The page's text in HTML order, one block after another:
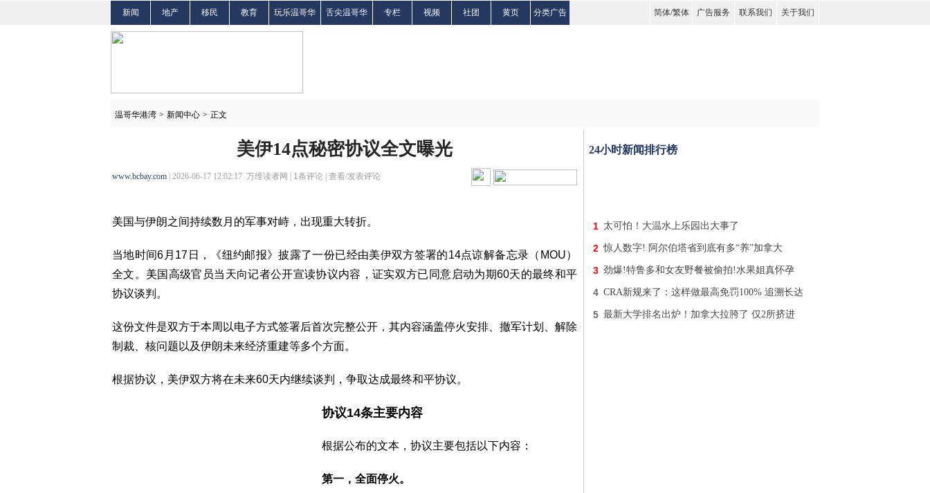
新闻 地产 移民 教育 玩乐温哥华 舌尖温哥华 专栏 视频 社团 黄页 分类广告 简体/繁体 广告服务 联系我们 关于我们
温哥华港湾 > 新闻中心 > 正文
美伊14点秘密协议全文曝光
www.bcbay.com | 2026-06-17 12:02:17 万维读者网 | 1条评论 | 查看/发表评论
美国与伊朗之间持续数月的军事对峙，出现重大转折。
当地时间6月17日，《纽约邮报》披露了一份已经由美伊双方签署的14点谅解备忘录（MOU）
全文。美国高级官员当天向记者公开宣读协议内容，证实双方已同意启动为期60天的最终和平
协议谈判。
这份文件是双方于本周以电子方式签署后首次完整公开，其内容涵盖停火安排、撤军计划、解除
制裁、核问题以及伊朗未来经济重建等多个方面。
根据协议，美伊双方将在未来60天内继续谈判，争取达成最终和平协议。
协议14条主要内容
根据公布的文本，协议主要包括以下内容：
第一，全面停火。
24小时新闻排行榜
1 太可怕！大温水上乐园出大事了
2 惊人数字! 阿尔伯塔省到底有多“养”加拿大
3 劲爆!特鲁多和女友野餐被偷拍!水果姐真怀孕
4 CRA新规来了：这样做最高免罚100% 追溯长达
5 最新大学排名出炉！加拿大拉胯了 仅2所挤进